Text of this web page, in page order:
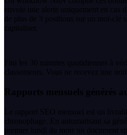
envoie une alerte uniquement en cas
de plus de 3 positions sur un mot-clé
capitaliser.
Fini les 30 minutes quotidiennes à
classements. Vous ne recevez une
Rapports mensuels générés
Le rapport SEO mensuel est un
chronophage. En automatisant sa
premier lundi du mois un document